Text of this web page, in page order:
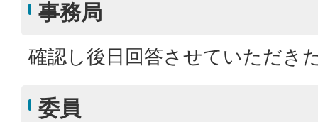
事務局
確認し後日回答させていただき
委員